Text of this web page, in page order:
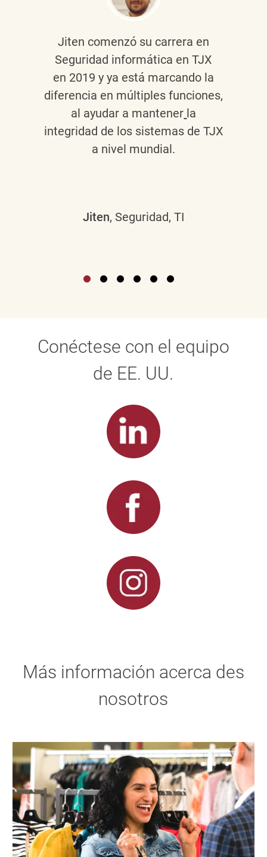
Jiten comenzó su carrera en
Seguridad informática en TJX
en 2019 y ya está marcando la
diferencia en múltiples funciones,
al ayudar a mantener la
integridad de los sistemas de TJX
a nivel mundial.
Jiten, Seguridad, TI
Conéctese con el equipo
de EE. UU.
Más información acerca des
nosotros